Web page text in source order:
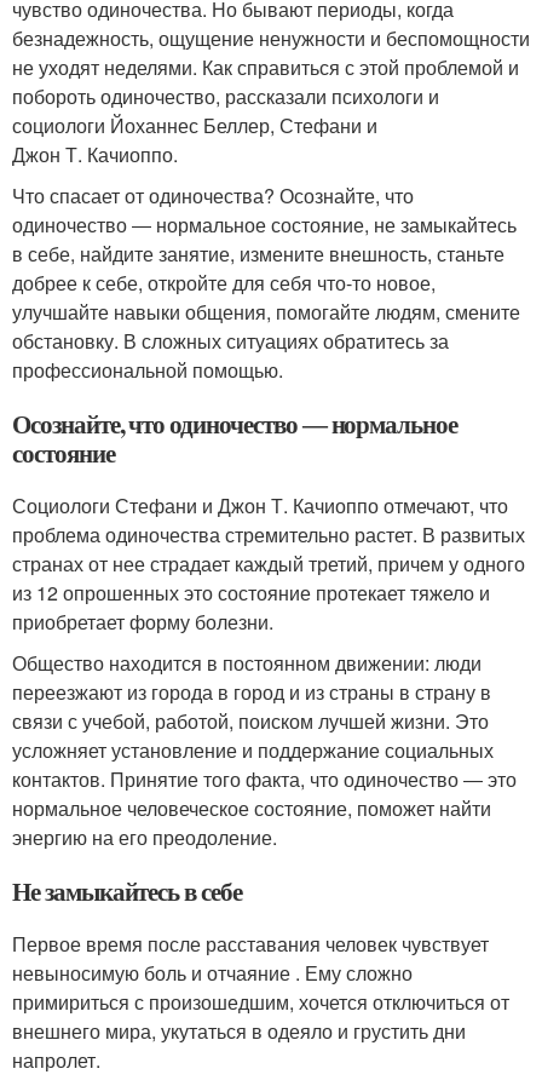
чувство одиночества. Но бывают периоды, когда
безнадежность, ощущение ненужности и беспомощности
не уходят неделями. Как справиться с этой проблемой и
побороть одиночество, рассказали психологи и
социологи Йоханнес Беллер, Стефани и
Джон Т. Качиоппо.
Что спасает от одиночества? Осознайте, что
одиночество ― нормальное состояние, не замыкайтесь
в себе, найдите занятие, измените внешность, станьте
добрее к себе, откройте для себя что-то новое,
улучшайте навыки общения, помогайте людям, смените
обстановку. В сложных ситуациях обратитесь за
профессиональной помощью.
Осознайте, что одиночество ― нормальное
состояние
Социологи Стефани и Джон Т. Качиоппо отмечают, что
проблема одиночества стремительно растет. В развитых
странах от нее страдает каждый третий, причем у одного
из 12 опрошенных это состояние протекает тяжело и
приобретает форму болезни.
Общество находится в постоянном движении: люди
переезжают из города в город и из страны в страну в
связи с учебой, работой, поиском лучшей жизни. Это
усложняет установление и поддержание социальных
контактов. Принятие того факта, что одиночество ― это
нормальное человеческое состояние, поможет найти
энергию на его преодоление.
Не замыкайтесь в себе
Первое время после расставания человек чувствует
невыносимую боль и отчаяние . Ему сложно
примириться с произошедшим, хочется отключиться от
внешнего мира, укутаться в одеяло и грустить дни
напролет.